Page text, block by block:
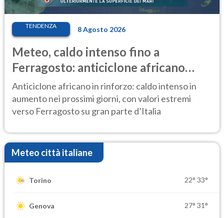
TENDENZA 8 Agosto 2026
Meteo, caldo intenso fino a
Ferragosto: anticiclone africano
ancora protagonista
Anticiclone africano in rinforzo: caldo intenso in
aumento nei prossimi giorni, con valori estremi
verso Ferragosto su gran parte d’Italia
Meteo città italiane
Torino 22° 33°
Genova 27° 31°